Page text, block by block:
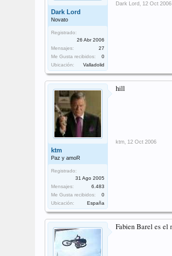
Dark Lord
Novato
Registrado:
26 Abr 2006
Mensajes:
27
Me Gusta recibidos:
0
Ubicación:
Valladolid
Dark Lord 12 Oct 2006
ktm
Paz y amoR
Registrado:
31 Ago 2005
Mensajes:
6.483
Me Gusta recibidos:
0
Ubicación:
España
hill
ktm 12 Oct 2006
Fabien Barel es el